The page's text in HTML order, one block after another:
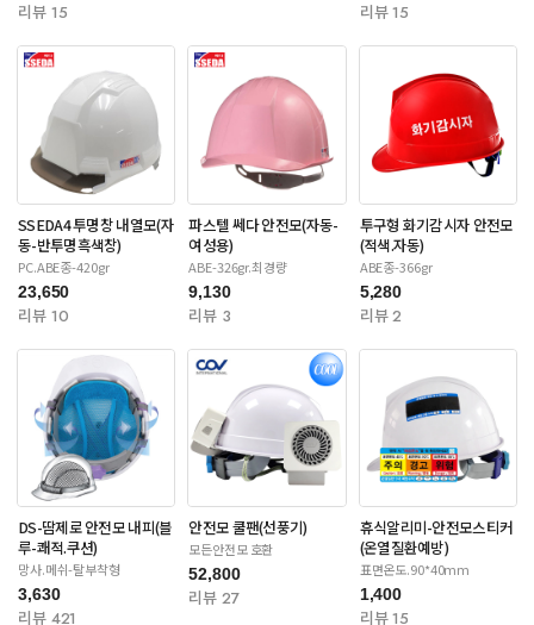
리뷰 15 리뷰 15
SSEDA4 투명창 내열모(자
동-반투명흑색창)
PC.ABE종-420gr
23,650
리뷰 10
파스텔 쎄다 안전모(자동-
여성용)
ABE-326gr.최경량
9,130
리뷰 3
투구형 화기감시자 안전모
(적색.자동)
ABE종-366gr
5,280
리뷰 2
DS-땀제로 안전모 내피(블
루-쾌적.쿠션)
망사.메쉬-탈부착형
3,630
리뷰 421
안전모 쿨팬(선풍기)
모든안전모 호환
52,800
리뷰 27
휴식알리미-안전모스티커
(온열질환예방)
표면온도.90*40mm
1,400
리뷰 15